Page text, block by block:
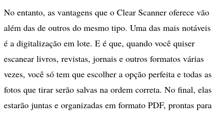
No entanto, as vantagens que o Clear Scanner oferece vão
além das de outros do mesmo tipo. Uma das mais notáveis
é a digitalização em lote. E é que, quando você quiser
escanear livros, revistas, jornais e outros formatos várias
vezes, você só tem que escolher a opção perfeita e todas as
fotos que tirar serão salvas na ordem correta. No final, elas
estarão juntas e organizadas em formato PDF, prontas para